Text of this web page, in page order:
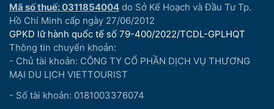
Mã số thuế: 0311854004 do Sở Kế Hoạch và Đầu Tư Tp.
Hồ Chí Minh cấp ngày 27/06/2012
GPKD lữ hành quốc tế số 79-400/2022/TCDL-GPLHQT
Thông tin chuyển khoản:
- Chủ tài khoản: CÔNG TY CỔ PHẦN DỊCH VỤ THƯƠNG
MẠI DU LỊCH VIETTOURIST
- Số tài khoản: 0181003376074